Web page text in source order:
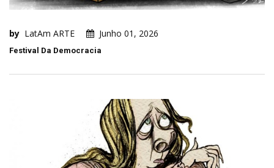
by LatAm ARTE Junho 01, 2026
Festival Da Democracia